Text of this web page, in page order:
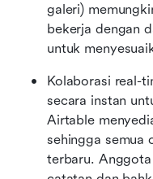
galeri)
bekerja dengan
untuk
Kolaborasi real-
secara instan
Airtable
sehingga semua
terbaru.